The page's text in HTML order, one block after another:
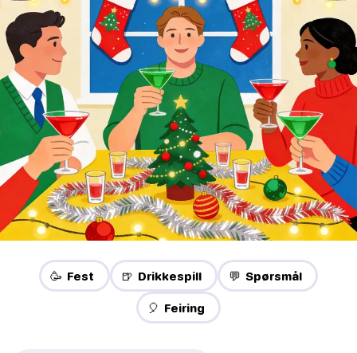
🥳 Fest 🍺 Drikkespill 💬 Spørsmål
🎈 Feiring